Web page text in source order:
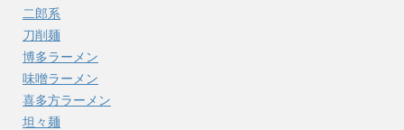
二郎系
刀削麺
博多ラーメン
味噌ラーメン
喜多方ラーメン
坦々麺